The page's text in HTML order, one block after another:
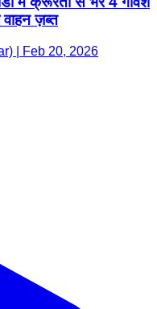
ज़ब्त
| Feb 20, 2026